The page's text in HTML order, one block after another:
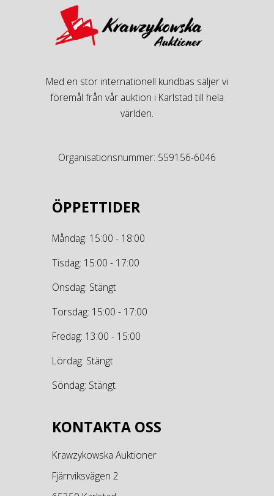
Med en stor internationell kundbas säljer vi
föremål från vår auktion i Karlstad till hela
världen.
Organisationsnummer: 559156-6046
ÖPPETTIDER
Måndag: 15:00 - 18:00
Tisdag: 15:00 - 17:00
Onsdag: Stängt
Torsdag: 15:00 - 17:00
Fredag: 13:00 - 15:00
Lördag: Stängt
Söndag: Stängt
KONTAKTA OSS
Krawzykowska Auktioner
Fjärrviksvägen 2